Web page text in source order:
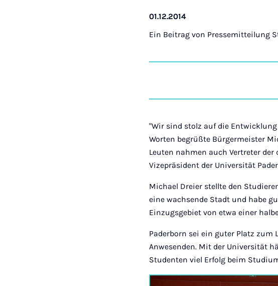
01.12.2014
Ein Beitrag von Pressemitteilung
"Wir sind stolz auf die
Worten begrüßte Bürgermeister
Leuten nahmen auch Vertreter
Vizepräsident der Universität
Michael Dreier stellte den
eine wachsende Stadt und habe
Einzugsgebiet von etwa einer
Paderborn sei ein guter Platz zum
Anwesenden. Mit der Universität
Studenten viel Erfolg beim